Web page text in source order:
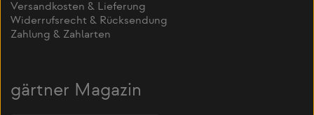
Versandkosten & Lieferung
Widerrufsrecht & Rücksendung
Zahlung & Zahlarten
gärtner Magazin